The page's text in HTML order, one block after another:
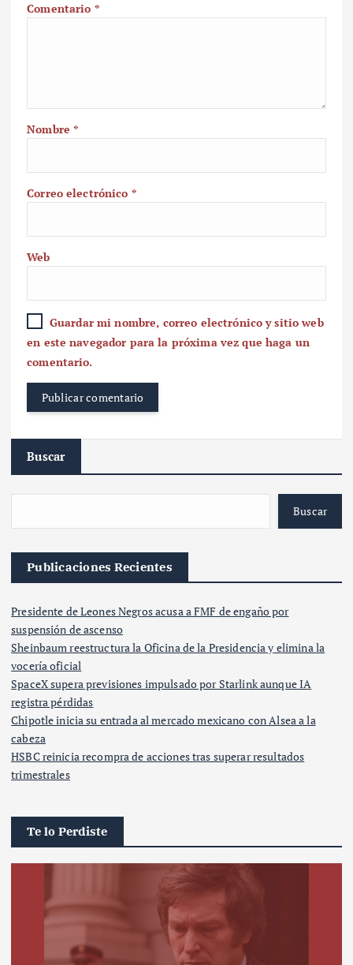
Comentario *
Nombre*
Correo electrónico *
Web
Guardar mi nombre, correo electrónico y sitio web
en este navegador para la próxima vez que haga un
comentario.
Buscar
Buscar
Publicaciones Recientes
Presidente de Leones Negros acusa a FMF de engaño por
suspensión de ascenso
Sheinbaum reestructura la Oficina de la Presidencia y elimina la
vocería oficial
SpaceX supera previsiones impulsado por Starlink aunque IA
registra pérdidas
Chipotle inicia su entrada al mercado mexicano con Alsea a la
cabeza
HSBC reinicia recompra de acciones tras superar resultados
trimestrales
Te lo Perdiste